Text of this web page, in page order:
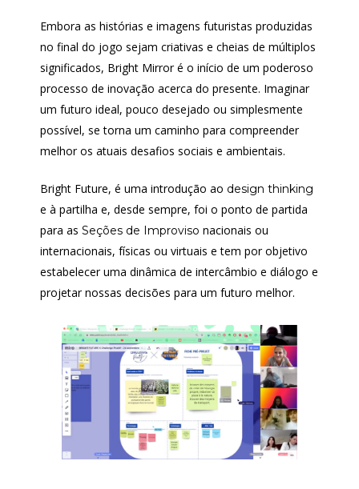
Embora as histórias e imagens futuristas produzidas
no final do jogo sejam criativas e cheias de múltiplos
significados, Bright Mirror é o início de um poderoso
processo de inovação acerca do presente. Imaginar
um futuro ideal, pouco desejado ou simplesmente
possível, se torna um caminho para compreender
melhor os atuais desafios sociais e ambientais.
Bright Future, é uma introdução ao design thinking
e à partilha e, desde sempre, foi o ponto de partida
para as Seções de Improviso nacionais ou
internacionais, físicas ou virtuais e tem por objetivo
estabelecer uma dinâmica de intercâmbio e diálogo e
projetar nossas decisões para um futuro melhor.